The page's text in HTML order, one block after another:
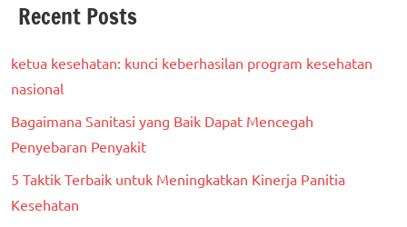
Recent Posts
ketua kesehatan: kunci keberhasilan program kesehatan
nasional
Bagaimana Sanitasi yang Baik Dapat Mencegah
Penyebaran Penyakit
5 Taktik Terbaik untuk Meningkatkan Kinerja Panitia
Kesehatan